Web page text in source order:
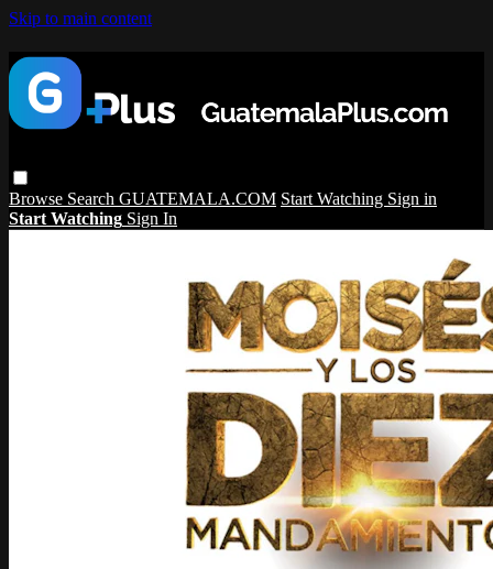
Skip to main content
Browse Search GUATEMALA.COM Start Watching Sign in
Start Watching Sign In